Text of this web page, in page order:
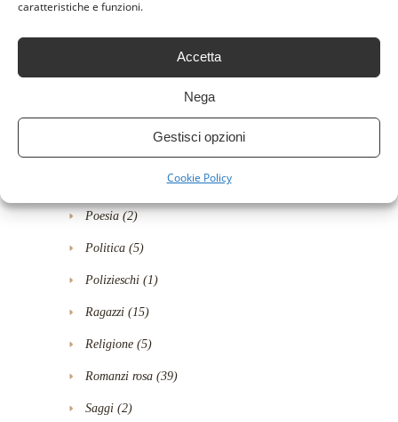
caratteristiche e funzioni.
Accetta
Nega
Gestisci opzioni
Cookie Policy
Manuali(6)
Poesia (2)
Politica (5)
Polizieschi (1)
Ragazzi (15)
Religione (5)
Romanzi rosa (39)
Saggi (2)